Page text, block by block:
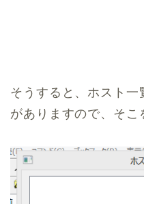
そうすると、ホスト一
がありますので、そこ